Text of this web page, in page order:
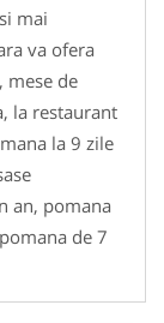
mai
va ofera
mese de
la restaurant
la 9 zile
an, pomana
de 7